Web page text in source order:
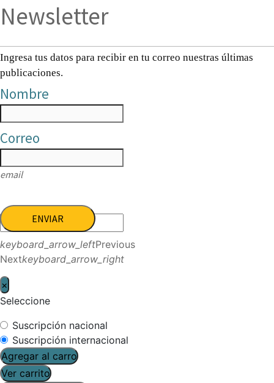
Newsletter
Ingresa tus datos para recibir en tu correo nuestras últimas
publicaciones.
Nombre
Correo
email
ENVIAR
keyboard_arrow_leftPrevious
Nextkeyboard_arrow_right
×
Seleccione
Suscripción nacional
Suscripción internacional
Agregar al carro
Ver carrito